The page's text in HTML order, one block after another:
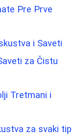
Pre Prve
i Saveti
za Čistu
Tretmani i
za svaki tip